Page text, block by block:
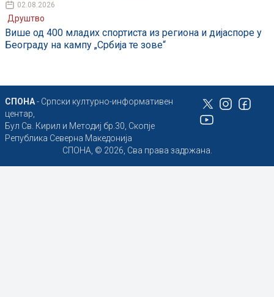
02.08.2026
Друштво
Више од 400 младих спортиста из региона и дијаспоре у
Београду на кампу „Србија те зове“
СПОНА- Српски културно-информативен
центар,
Бул Св. Кирил и Методиј бр.30, Скопје
Република Северна Македонија
СПОНА, © 2026, Сва права задржана.